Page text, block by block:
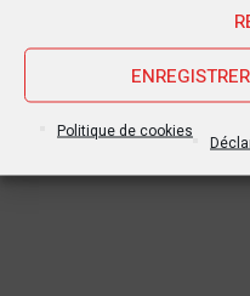
Politique de cookies